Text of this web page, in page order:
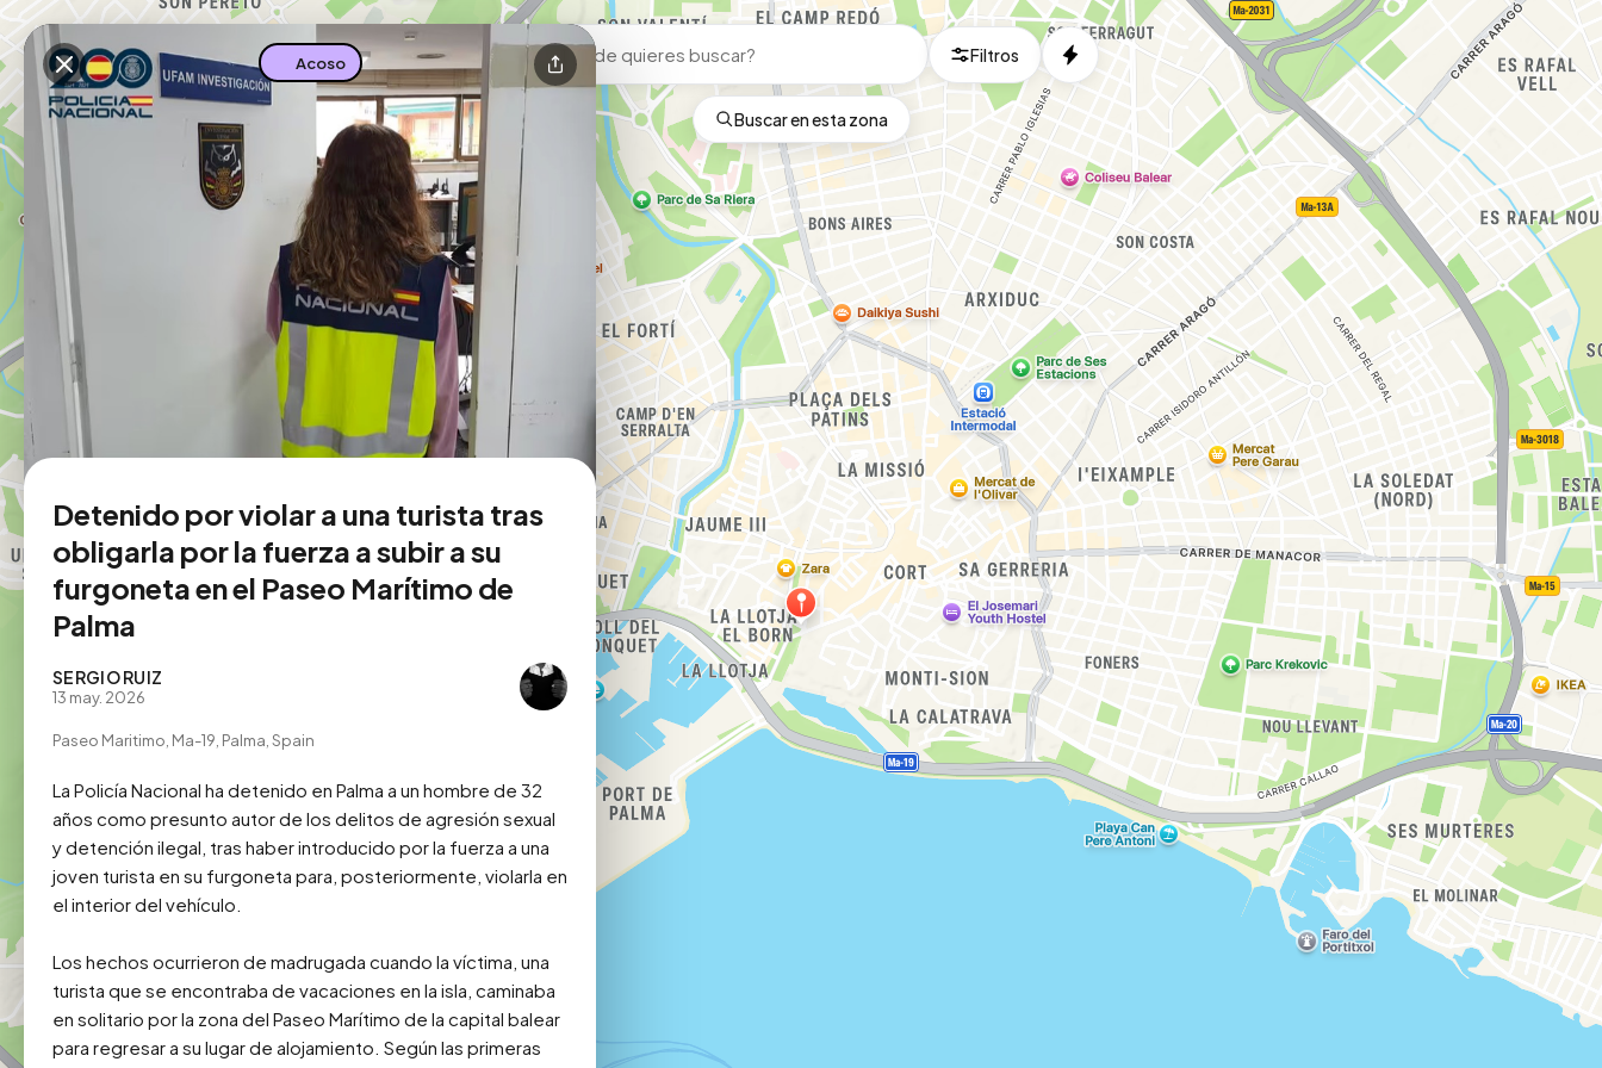
Descarga la app Filtros
Buscar en esta zona
Acoso
Detenido por violar a una turista tras
obligarla por la fuerza a subir a su
furgoneta en el Paseo Marítimo de
Palma
SERGIO RUIZ
13 may. 2026
Paseo Maritimo, Ma-19, Palma, Spain
La Policía Nacional ha detenido en Palma a un hombre de 32
años como presunto autor de los delitos de agresión sexual
y detención ilegal, tras haber introducido por la fuerza a una
joven turista en su furgoneta para, posteriormente, violarla en
el interior del vehículo.
Los hechos ocurrieron de madrugada cuando la víctima, una
turista que se encontraba de vacaciones en la isla, caminaba
en solitario por la zona del Paseo Marítimo de la capital balear
para regresar a su lugar de alojamiento. Según las primeras